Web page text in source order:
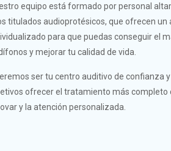
equipo está formado por personal
titulados audioprotésicos, que ofrecen un
para que puedas conseguir el
y mejorar tu calidad de vida.
ser tu centro auditivo de confianza
ofrecer el tratamiento más completo
y la atención personalizada.